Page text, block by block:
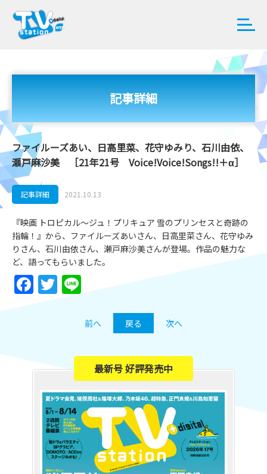
記事詳細
ファイルーズあい、日高里菜、花守ゆみり、石川由依、
瀬戸麻沙美 ［21年21号 Voice!Voice!Songs!!＋α］
記事詳細 2021.10.13
『映画 トロピカル～ジュ！プリキュア 雪のプリンセスと奇跡の
指輪！』から、ファイルーズあいさん、日高里菜さん、花守ゆみ
りさん、石川由依さん、瀬戸麻沙美さんが登場。作品の魅力な
ど、語ってもらいました。
Facebook
Twitter
前へ 戻る 次へ
最新号 好評発売中